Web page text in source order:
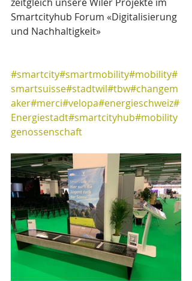
Smartcityhub Forum «Digitalisierung
und Nachhaltigkeit»
#smartcity#smartmobility#mobility#
smartsuisse#stadtwil#tbw#changem
aker#merci#velopa#energieschweiz#
Energiestadt#smartcityhub#mobility
genossenschaft